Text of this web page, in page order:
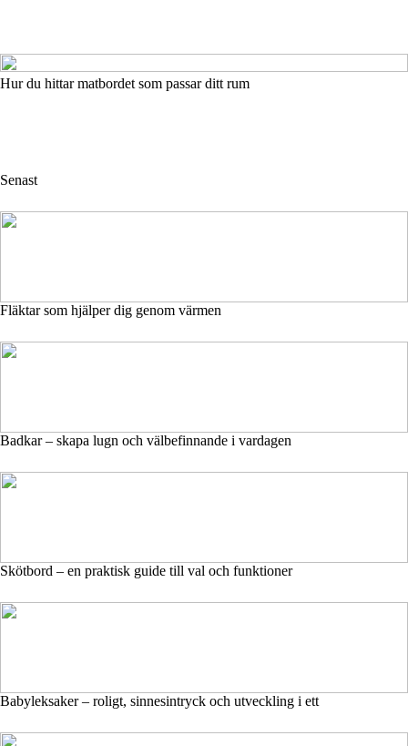
Hur du hittar matbordet som passar ditt rum
Senast
Fläktar som hjälper dig genom värmen
Badkar – skapa lugn och välbefinnande i vardagen
Skötbord – en praktisk guide till val och funktioner
Babyleksaker – roligt, sinnesintryck och utveckling i ett